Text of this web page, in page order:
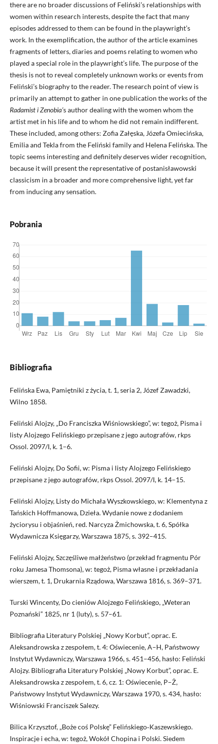
there are no broader discussions of Feliński’s relationships with
women within research interests, despite the fact that many
episodes addressed to them can be found in the playwright’s
work. In the exemplification, the author of the article examines
fragments of letters, diaries and poems relating to women who
played a special role in the playwright’s life. The purpose of the
thesis is not to reveal completely unknown works or events from
Feliński’s biography to the reader. The research point of view is
primarily an attempt to gather in one publication the works of the
Radamist i Zenobia’s author dealing with the women whom the
artist met in his life and to whom he did not remain indifferent.
These included, among others: Zofia Załęska, Józefa Omiecińska,
Emilia and Tekla from the Feliński family and Helena Felińska. The
topic seems interesting and definitely deserves wider recognition,
because it will present the representative of postanisławowski
classicism in a broader and more comprehensive light, yet far
from inducing any sensation.
Pobrania
Bibliografia
Felińska Ewa, Pamiętniki z życia, t. 1, seria 2, Józef Zawadzki,
Wilno 1858.
Feliński Alojzy, „Do Franciszka Wiśniowskiego”, w: tegoż, Pisma i
listy Alojzego Felińskiego przepisane z jego autografów, rkps
Ossol. 2097/I, k. 1–6.
Feliński Alojzy, Do Sofii, w: Pisma i listy Alojzego Felińskiego
przepisane z jego autografów, rkps Ossol. 2097/I, k. 14–15.
Feliński Alojzy, Listy do Michała Wyszkowskiego, w: Klementyna z
Tańskich Hoffmanowa, Dzieła. Wydanie nowe z dodaniem
życiorysu i objaśnień, red. Narcyza Żmichowska, t. 6, Spółka
Wydawnicza Księgarzy, Warszawa 1875, s. 392–415.
Feliński Alojzy, Szczęśliwe małżeństwo (przekład fragmentu Pór
roku Jamesa Thomsona), w: tegoż, Pisma własne i przekładania
wierszem, t. 1, Drukarnia Rządowa, Warszawa 1816, s. 369–371.
Turski Wincenty, Do cieniów Alojzego Felińskiego, „Weteran
Poznański” 1825, nr 1 (luty), s. 57–61.
Bibliografia Literatury Polskiej „Nowy Korbut”, oprac. E.
Aleksandrowska z zespołem, t. 4: Oświecenie, A–H, Państwowy
Instytut Wydawniczy, Warszawa 1966, s. 451–456, hasło: Feliński
Alojzy. Bibliografia Literatury Polskiej „Nowy Korbut”, oprac. E.
Aleksandrowska z zespołem, t. 6, cz. 1: Oświecenie, P–Ż,
Państwowy Instytut Wydawniczy, Warszawa 1970, s. 434, hasło:
Wiśniowski Franciszek Salezy.
Bilica Krzysztof, „Boże coś Polskę” Felińskiego‑Kaszewskiego.
Inspiracje i echa, w: tegoż, Wokół Chopina i Polski. Siedem